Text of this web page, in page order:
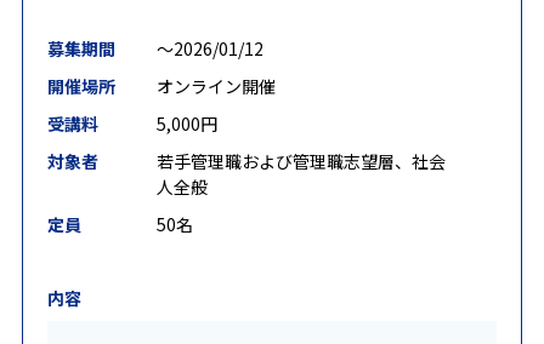
募集期間
〜2026/01/12
開催場所
オンライン開催
受講料
5,000円
対象者
若手管理職および管理職志望層、社会
人全般
定員
50名
内容